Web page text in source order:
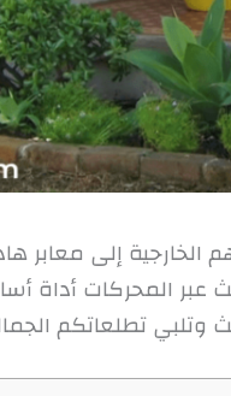
الخارجية إلى معابر
عبر المحركات أداة
وتلبي تطلعاتكم